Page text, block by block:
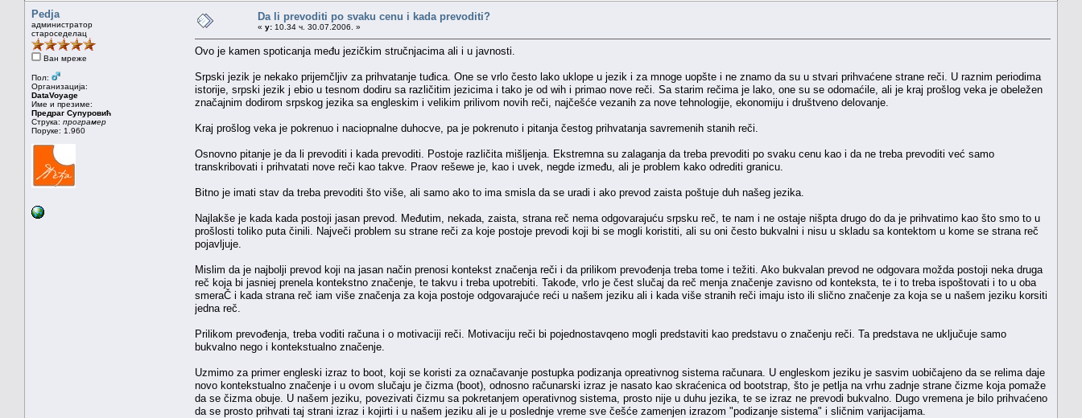
Pedja
администратор
староседелац
Ван мреже
Пол:
Организација:
DataVoyage
Име и презиме:
Предраг Супуровић
Струка: програмер
Поруке: 1.960
Da li prevoditi po svaku cenu i kada prevoditi?
« у: 10.34 ч. 30.07.2006. »
Ovo je kamen spoticanja među jezičkim stručnjacima ali i u javnosti.
Srpski jezik je nekako prijemčljiv za prihvatanje tuđica. One se vrlo često lako uklope u jezik i za mnoge uopšte i ne znamo da su u stvari prihvaćene strane reči. U raznim periodima
istorije, srpski jezik j ebio u tesnom dodiru sa različitim jezicima i tako je od wih i primao nove reči. Sa starim rečima je lako, one su se odomaćile, ali je kraj prošlog veka je obeležen
značajnim dodirom srpskog jezika sa engleskim i velikim prilivom novih reči, najčešće vezanih za nove tehnologije, ekonomiju i društveno delovanje.
Kraj prošlog veka je pokrenuo i naciopnalne duhocve, pa je pokrenuto i pitanja čestog prihvatanja savremenih stanih reči.
Osnovno pitanje je da li prevoditi i kada prevoditi. Postoje različita mišljenja. Ekstremna su zalaganja da treba prevoditi po svaku cenu kao i da ne treba prevoditi već samo
transkribovati i prihvatati nove reči kao takve. Praov rešewe je, kao i uvek, negde između, ali je problem kako odrediti granicu.
Bitno je imati stav da treba prevoditi što više, ali samo ako to ima smisla da se uradi i ako prevod zaista poštuje duh našeg jezika.
Najlakše je kada kada postoji jasan prevod. Međutim, nekada, zaista, strana reč nema odgovarajuću srpsku reč, te nam i ne ostaje nišpta drugo do da je prihvatimo kao što smo to u
prošlosti toliko puta činili. Največi problem su strane reči za koje postoje prevodi koji bi se mogli koristiti, ali su oni često bukvalni i nisu u skladu sa kontektom u kome se strana reč
pojavljuje.
Mislim da je najbolji prevod koji na jasan način prenosi kontekst značenja reči i da prilikom prevođenja treba tome i težiti. Ako bukvalan prevod ne odgovara možda postoji neka druga
reč koja bi jasniej prenela kontekstno značenje, te takvu i treba upotrebiti. Takođe, vrlo je čest slučaj da reč menja značenje zavisno od konteksta, te i to treba ispoštovati i to u oba
smeraČ i kada strana reč iam više značenja za koja postoje odgovarajuće reći u našem jeziku ali i kada više stranih reči imaju isto ili slično značenje za koja se u našem jeziku korsiti
jedna reč.
Prilikom prevođenja, treba voditi računa i o motivaciji reči. Motivaciju reči bi pojednostavqeno mogli predstaviti kao predstavu o značenju reči. Ta predstava ne uključuje samo
bukvalno nego i kontekstualno značenje.
Uzmimo za primer engleski izraz to boot, koji se koristi za označavanje postupka podizanja opreativnog sistema računara. U engleskom jeziku je sasvim uobičajeno da se relima daje
novo kontekstualno značenje i u ovom slučaju je čizma (boot), odnosno računarski izraz je nasato kao skraćenica od bootstrap, što je petlja na vrhu zadnje strane čizme koja pomaže
da se čizma obuje. U našem jeziku, povezivati čizmu sa pokretanjem operativnog sistema, prosto nije u duhu jezika, te se izraz ne prevodi bukvalno. Dugo vremena je bilo prihvaćeno
da se prosto prihvati taj strani izraz i kojirti i u našem jeziku ali je u poslednje vreme sve češće zamenjen izrazom "podizanje sistema" i sličnim varijacijama.